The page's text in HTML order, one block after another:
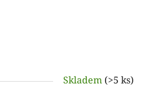
Skladem (>5 ks)